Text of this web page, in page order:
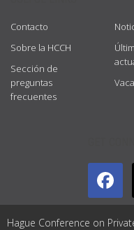
Contacto
Sobre la HCCH
Sección de
preguntas
frecuentes
Hague Conference on